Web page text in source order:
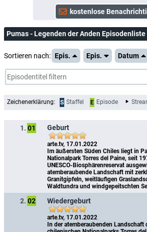
Pumas - Legenden der Anden Episodenliste
Sortieren nach: Epis. Epis. Datum
Zeichenerklärung: S Staffel E Episode
1. 01 Geburt
arte.tv, 17.01.2022
Im äußersten Süden Chiles liegt in
Nationalpark Torres del Paine, seit
UNESCO-Biosphärenreservat
atemberaubende Landschaft mit
Granitgipfeln, weitläufigen
Waldtundra und windgepeitschten
2. 02 Wiedergeburt
arte.tv, 17.01.2022
In der atemberaubenden Landschaft